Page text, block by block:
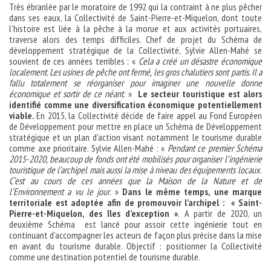
Très ébranlée par le moratoire de 1992 qui la contraint à ne plus pêcher
dans ses eaux, la Collectivité de Saint-Pierre-et-Miquelon, dont toute
l’histoire est liée à la pêche à la morue et aux activités portuaires,
traverse alors des temps difficiles. Chef de projet du Schéma de
développement stratégique de la Collectivité, Sylvie Allen-Mahé se
souvient de ces années terribles : « Cela a créé un désastre économique
localement. Les usines de pêche ont fermé, les gros chalutiers sont partis. Il a
fallu totalement se réorganiser pour imaginer une nouvelle donne
économique et sortir de ce néant. » Le secteur touristique est alors
identifié comme une diversification économique potentiellement
viable.En 2015, la Collectivité décide de faire appel au Fond Européen
de Développement pour mettre en place un Schéma de Développement
stratégique et un plan d’action visant notamment le tourisme durable
comme axe prioritaire. Sylvie Allen-Mahé : « Pendant ce premier Schéma
2015-2020, beaucoup de fonds ont été mobilisés pour organiser l’ingénierie
touristique de l’archipel mais aussi la mise à niveau des équipements locaux.
C’est au cours de ces années que la Maison de la Nature et de
l’Environnement a vu le jour. » Dans le même temps, une marque
territoriale est adoptée afin de promouvoir l’archipel : « Saint-
Pierre-et-Miquelon, des îles d’exception ». A partir de 2020, un
deuxième Schéma est lancé pour assoir cette ingénierie tout en
continuant d’accompagner les acteurs de façon plus précise dans la mise
en avant du tourisme durable. Objectif : positionner la Collectivité
comme une destination potentiel de tourisme durable.